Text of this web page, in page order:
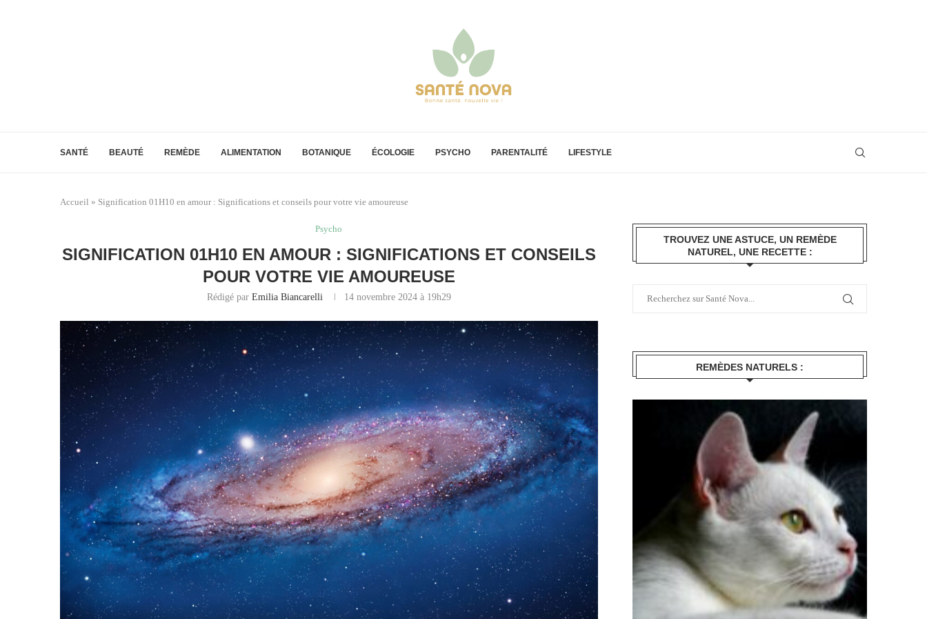
SANTÉ BEAUTÉ REMÈDE ALIMENTATION BOTANIQUE ÉCOLOGIE PSYCHO PARENTALITÉ LIFESTYLE
Accueil » Signification 01H10 en amour : Significations et conseils pour votre vie amoureuse
Psycho
SIGNIFICATION 01H10 EN AMOUR : SIGNIFICATIONS ET CONSEILS
POUR VOTRE VIE AMOUREUSE
Rédigé par Emilia Biancarelli 14 novembre 2024 à 19h29
TROUVEZ UNE ASTUCE, UN REMÈDE
NATUREL, UNE RECETTE :
REMÈDES NATURELS :